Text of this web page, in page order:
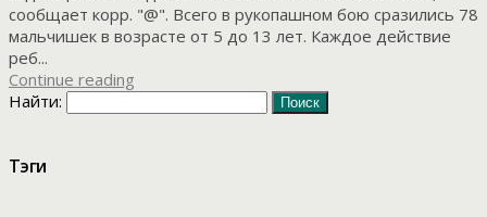
сообщает корр. "@". Всего в рукопашном бою сразились 78
мальчишек в возрасте от 5 до 13 лет. Каждое действие
реб...
Continue reading
Найти:
Тэги